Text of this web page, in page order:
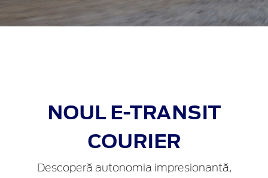
NOUL E‑TRANSIT
COURIER
Descoperă autonomia impresionantă,